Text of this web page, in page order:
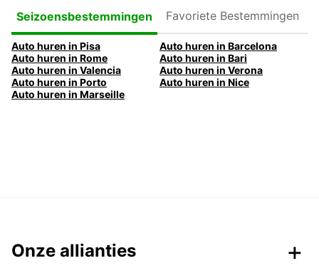
Seizoensbestemmingen
Bestemmingen
Auto huren in Pisa
Auto huren in Barcelona
Auto huren in Rome
Auto huren in Bari
Auto huren in Valencia
Auto huren in Verona
Auto huren in Porto
Auto huren in Nice
Auto huren in Marseille
Onze allianties